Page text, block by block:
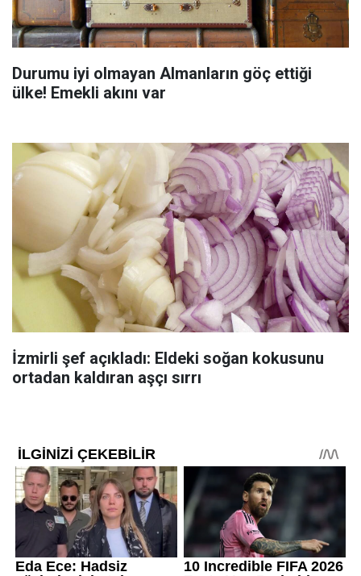
Durumu iyi olmayan Almanların göç ettiği
ülke! Emekli akını var
İzmirli şef açıkladı: Eldeki soğan kokusunu
ortadan kaldıran aşçı sırrı